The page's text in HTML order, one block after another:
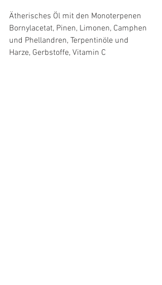
Ätherisches Öl mit den Monoterpenen
Bornylacetat, Pinen, Limonen, Camphen
und Phellandren, Terpentinöle und
Harze, Gerbstoffe, Vitamin C